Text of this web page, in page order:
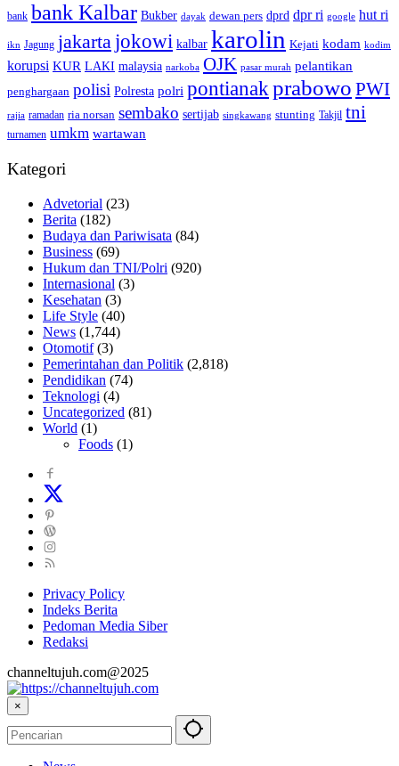
bank bank Kalbar Bukber dayak dewan pers dprd dpr ri google hut ri
ikn Jagung jakarta jokowi kalbar karolin Kejati kodam kodim
korupsi KUR LAKI malaysia narkoba OJK pasar murah pelantikan
penghargaan polisi Polresta polri pontianakprabowo PWI
rajia ramadan ria norsan sembako sertijab singkawang stunting Takjil tni
turnamen umkm wartawan
Kategori
Advetorial (23)
Berita (182)
Budaya dan Pariwisata (84)
Business (69)
Hukum dan TNI/Polri (920)
Internasional (3)
Kesehatan (3)
Life Style (40)
News (1,744)
Otomotif(3)
Pemerintahan dan Politik (2,818)
Pendidikan (74)
Teknologi (4)
Uncategorized (81)
World (1)
Foods (1)
Privacy Policy
Indeks Berita
Pedoman Media Siber
Redaksi
channeltujuh.com@2025
×